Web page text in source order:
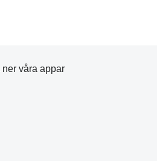
ner våra appar